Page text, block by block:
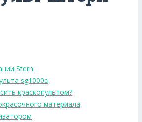
Stern
sg1000a
краскопультом?
материала